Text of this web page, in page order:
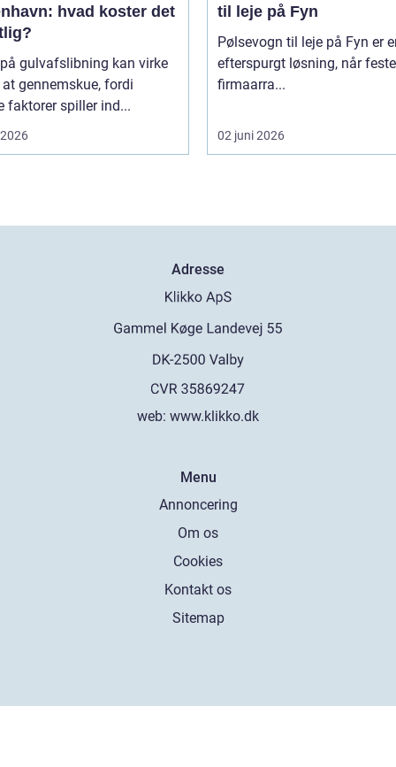
hvad koster det
gulvafslibning kan virke
gennemskue, fordi
faktorer spiller ind...
til leje på Fyn
Pølsevogn til leje på Fyn er
efterspurgt løsning, når
firmaarra...
02 juni 2026
Adresse
web: www.klikko.dk
Menu
Annoncering
Om os
Cookies
Kontakt os
Sitemap